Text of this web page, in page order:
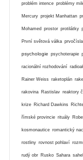
problém intence problémy
Mercury projekt Manhattan
Mohamed prostor protilátky
První světová válka prvočísla
psychologie psychoterapie
racionální rozhodování
Rainer Weiss raketoplán
rakovina Rastislav reaktory
krize Richard Dawkins
římské provincie rituály
kosmonautice romantický
rostliny rovnost pohlaví
rudý obr Rusko Sahara sahel